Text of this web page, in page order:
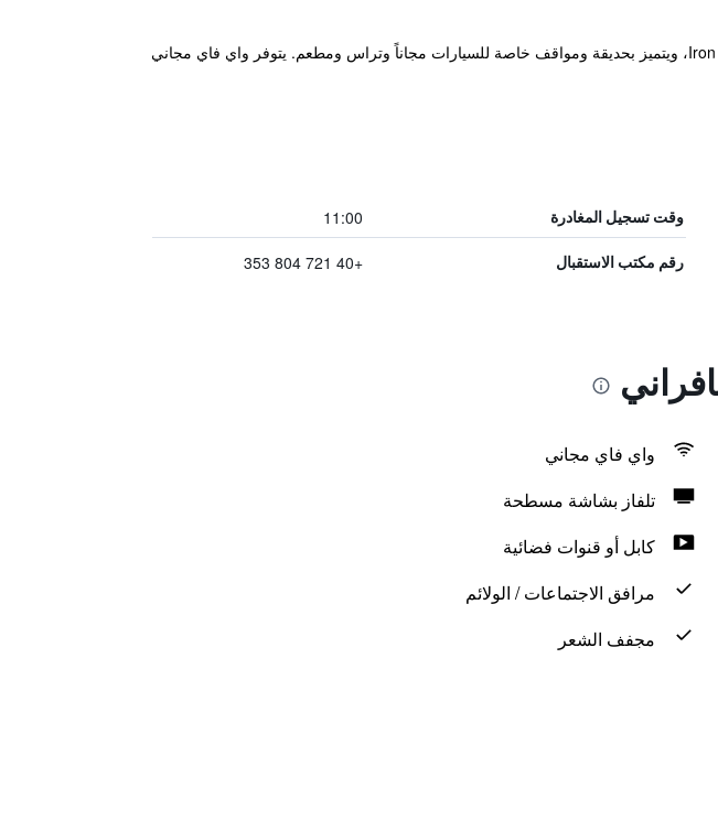
يقع مكان إقامة "Pensiune Safrane" في بايلي هيركولان، على بعد 32 كم من Iron Gate I، ويتميز بحديقة ومواقف خاصة للسيارات مجاناً وتراس ومطعم. يتوفر واي فاي مجاني
وقت تسجيل المغادرة 11:00
رقم مكتب الاستقبال +40 721 804 353
واي فاي مجاني
تلفاز بشاشة مسطحة
كابل أو قنوات فضائية
مرافق الاجتماعات / الولائم
مجفف الشعر